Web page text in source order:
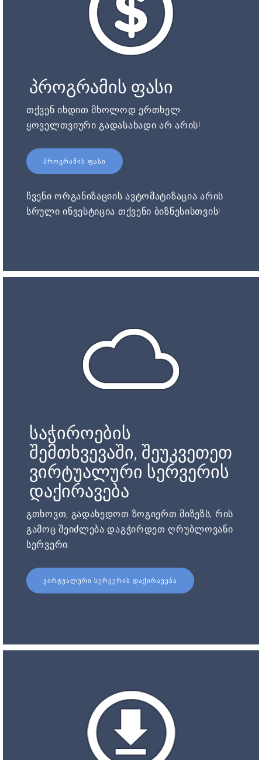
პროგრამის ფასი
თქვენ იხდით მხოლოდ ერთხელ.
ყოველთვიური გადასახადი არ არის!
ᲞᲠᲝᲒᲠᲐᲛᲘᲡ ᲤᲐᲡᲘ
ჩვენი ორგანიზაციის ავტომატიზაცია არის
სრული ინვესტიცია თქვენი ბიზნესისთვის!
საჭიროების
შემთხვევაში, შეუკვეთეთ
ვირტუალური სერვერის
დაქირავება
გთხოვთ, გადახედოთ ზოგიერთ მიზეზს, რის
გამოც შეიძლება დაგჭირდეთ ღრუბლოვანი
სერვერი.
ᲕᲘᲠᲢᲣᲐᲚᲣᲠᲘ ᲡᲔᲠᲕᲔᲠᲘᲡ ᲓᲐᲥᲘᲠᲐᲕᲔᲑᲐ